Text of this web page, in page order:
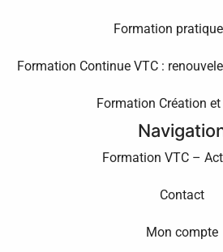
Formation
Formation Continue VTC :
Formation Création
Formation VTC –
Contact
Mon compte